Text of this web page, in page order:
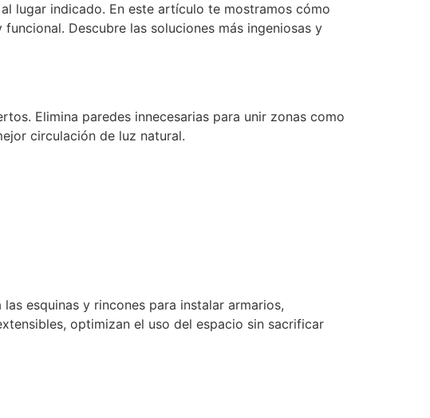
lugar indicado. En este artículo te mostramos cómo
Descubre las soluciones más ingeniosas y
Elimina paredes innecesarias para unir zonas como
circulación de luz natural.
las esquinas y rincones para instalar armarios,
optimizan el uso del espacio sin sacrificar